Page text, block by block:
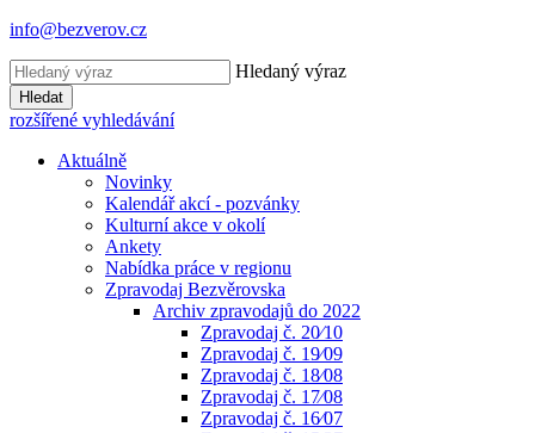
info@bezverov.cz
Hledaný výraz
Hledat
rozšířené vyhledávání
Aktuálně
Novinky
Kalendář akcí - pozvánky
Kulturní akce v okolí
Ankety
Nabídka práce v regionu
Zpravodaj Bezvěrovska
Archiv zpravodajů do 2022
Zpravodaj č. 20⁄10
Zpravodaj č. 19⁄09
Zpravodaj č. 18⁄08
Zpravodaj č. 17⁄08
Zpravodaj č. 16⁄07